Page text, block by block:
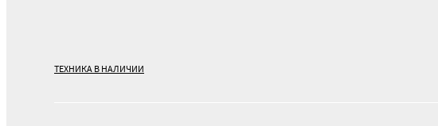
ТЕХНИКА В НАЛИЧИИ